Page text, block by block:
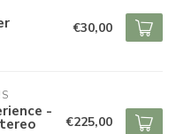
€30,00
-
€225,00